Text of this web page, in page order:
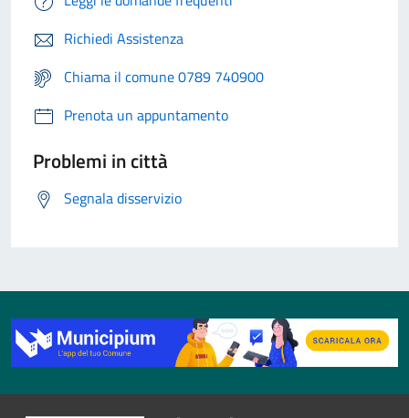
Richiedi Assistenza
Chiama il comune 0789 740900
Prenota un appuntamento
Problemi in città
Segnala disservizio